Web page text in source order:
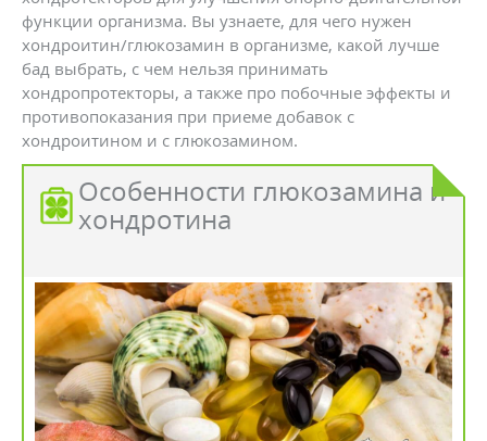
функции организма. Вы узнаете, для чего нужен
хондроитин/глюкозамин в организме, какой лучше
бад выбрать, с чем нельзя принимать
хондропротекторы, а также про побочные эффекты и
противопоказания при приеме добавок с
хондроитином и с глюкозамином.
Особенности глюкозамина и
хондротина